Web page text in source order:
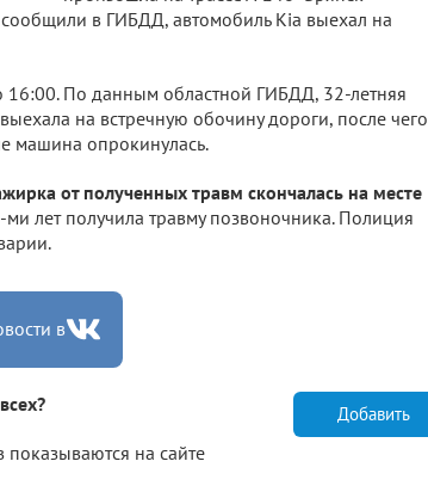
в ГИБДД, автомобиль Kia выехал на
16:00. По данным областной ГИБДД, 32-летняя
на встречную обочину дороги, после чего
машина опрокинулась.
от полученных травм скончалась на месте
лет получила травму позвоночника. Полиция
в
на сайте
Добавить